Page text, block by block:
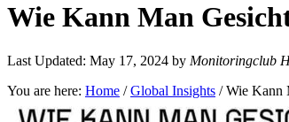
Wie Kann Man
Last Updated: May 17, 2024 by Monitoringclub
You are here: Home / Global Insights /Wie Kann